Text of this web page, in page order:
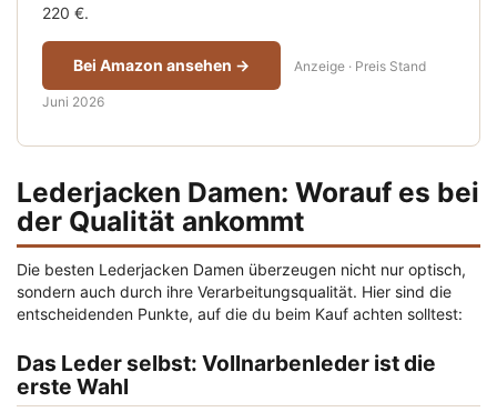
220 €.
Bei Amazon ansehen → Anzeige · Preis Stand
Juni 2026
Lederjacken Damen: Worauf es bei
der Qualität ankommt
Die besten Lederjacken Damen überzeugen nicht nur optisch,
sondern auch durch ihre Verarbeitungsqualität. Hier sind die
entscheidenden Punkte, auf die du beim Kauf achten solltest:
Das Leder selbst: Vollnarbenleder ist die
erste Wahl